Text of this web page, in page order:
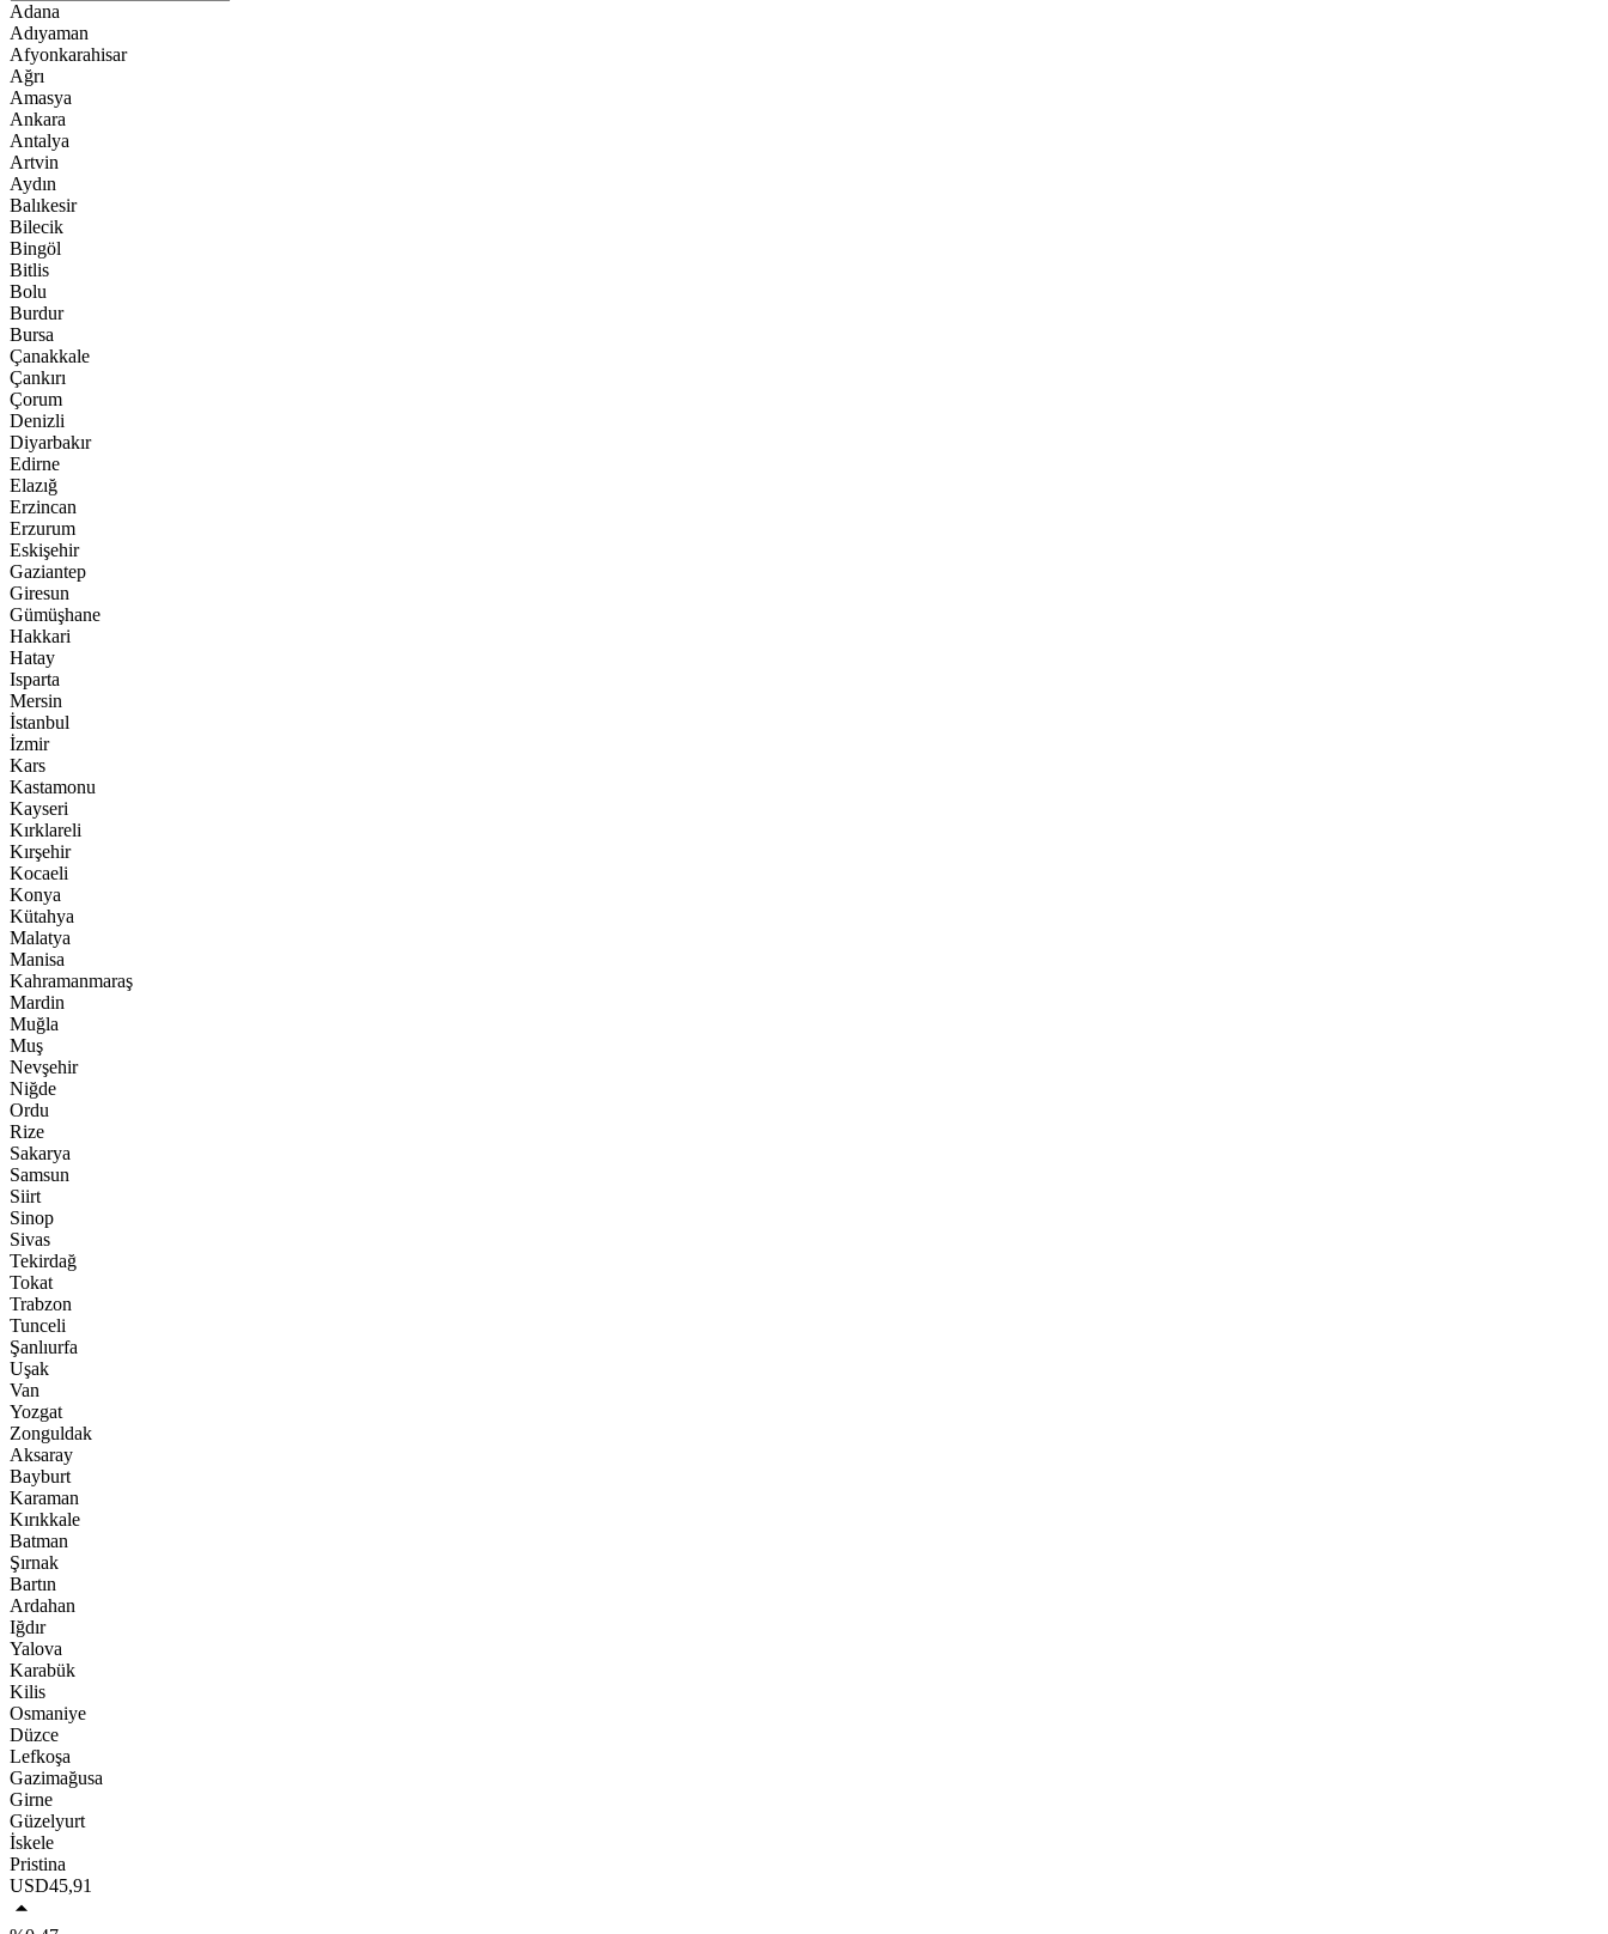
Adana
Adıyaman
Afyonkarahisar
Ağrı
Amasya
Ankara
Antalya
Artvin
Aydın
Balıkesir
Bilecik
Bingöl
Bitlis
Bolu
Burdur
Bursa
Çanakkale
Çankırı
Çorum
Denizli
Diyarbakır
Edirne
Elazığ
Erzincan
Erzurum
Eskişehir
Gaziantep
Giresun
Gümüşhane
Hakkari
Hatay
Isparta
Mersin
İstanbul
İzmir
Kars
Kastamonu
Kayseri
Kırklareli
Kırşehir
Kocaeli
Konya
Kütahya
Malatya
Manisa
Kahramanmaraş
Mardin
Muğla
Muş
Nevşehir
Niğde
Ordu
Rize
Sakarya
Samsun
Siirt
Sinop
Sivas
Tekirdağ
Tokat
Trabzon
Tunceli
Şanlıurfa
Uşak
Van
Yozgat
Zonguldak
Aksaray
Bayburt
Karaman
Kırıkkale
Batman
Şırnak
Bartın
Ardahan
Iğdır
Yalova
Karabük
Kilis
Osmaniye
Düzce
Lefkoşa
Gazimağusa
Girne
Güzelyurt
İskele
Pristina
USD45,91